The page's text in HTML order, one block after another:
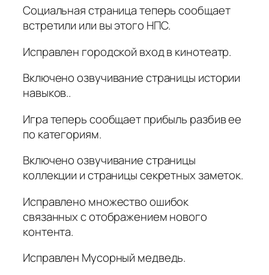
Социальная страница теперь сообщает
встретили или вы этого НПС.
Исправлен городской вход в кинотеатр.
Включено озвучивание страницы истории
навыков..
Игра теперь сообщает прибыль разбив ее
по категориям.
Включено озвучивание страницы
коллекции и страницы секретных заметок.
Исправлено множество ошибок
связанных с отображением нового
контента.
Исправлен Мусорный медведь.